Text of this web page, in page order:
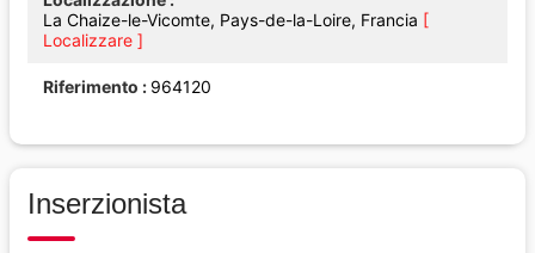
La Chaize-le-Vicomte, Pays-de-la-Loire, Francia [
Localizzare ]
Riferimento 964120
Inserzionista